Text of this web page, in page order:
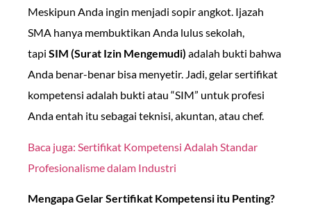
Meskipun Anda ingin menjadi sopir angkot. Ijazah
SMA hanya membuktikan Anda lulus sekolah,
tapi SIM (Surat Izin Mengemudi) adalah bukti bahwa
Anda benar-benar bisa menyetir. Jadi, gelar sertifikat
kompetensi adalah bukti atau “SIM” untuk profesi
Anda entah itu sebagai teknisi, akuntan, atau chef.
Baca juga: Sertifikat Kompetensi Adalah Standar
Profesionalisme dalam Industri
Mengapa Gelar Sertifikat Kompetensi itu Penting?